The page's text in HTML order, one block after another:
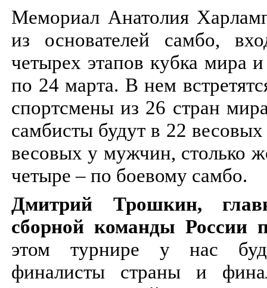
Мемориал Анатолия
из основателей самбо,
четырех этапов кубка мира
по 24 марта. В нем
спортсмены из 26 стран
самбисты будут в 22 весовых
весовых у мужчин, столько
четыре – по боевому самбо.
Дмитрий Трошкин,
сборной команды России
этом турнире у нас
финалисты страны и